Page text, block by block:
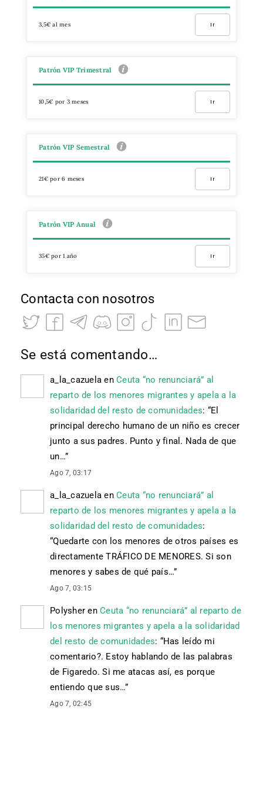
3,5€ al mes Ir
Patrón VIP Trimestral
10,5€ por 3 meses Ir
Patrón VIP Semestral
21€ por 6 meses Ir
Patrón VIP Anual
35€ por 1 año Ir
Contacta con nosotros
Se está comentando…
a_la_cazuela en Ceuta “no renunciará” al
reparto de los menores migrantes y apela a la
solidaridad del resto de comunidades: “El
principal derecho humano de un niño es crecer
junto a sus padres. Punto y final. Nada de que
un…”
Ago 7, 03:17
a_la_cazuela en Ceuta “no renunciará” al
reparto de los menores migrantes y apela a la
solidaridad del resto de comunidades:
“Quedarte con los menores de otros países es
directamente TRÁFICO DE MENORES. Si son
menores y sabes de qué país…”
Ago 7, 03:15
Polysher en Ceuta “no renunciará” al reparto de
los menores migrantes y apela a la solidaridad
del resto de comunidades: “Has leído mi
comentario?. Estoy hablando de las palabras
de Figaredo. Si me atacas así, es porque
entiendo que sus…”
Ago 7, 02:45